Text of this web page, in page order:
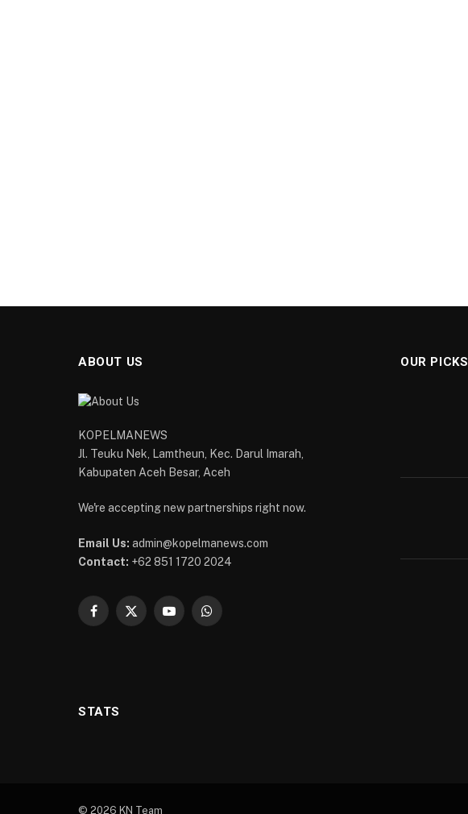
ABOUT US
KOPELMANEWS
Jl. Teuku Nek, Lamtheun, Kec. Darul Imarah,
Kabupaten Aceh Besar, Aceh
We're accepting new partnerships right now.
Email Us: admin@kopelmanews.com
Contact: +62 851 1720 2024
Facebook
X
YouTubeWhatsApp
OUR PICKS
STATS
© 2026 KN Team